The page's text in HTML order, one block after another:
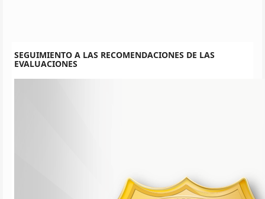
SEGUIMIENTO A LAS RECOMENDACIONES DE LAS
EVALUACIONES